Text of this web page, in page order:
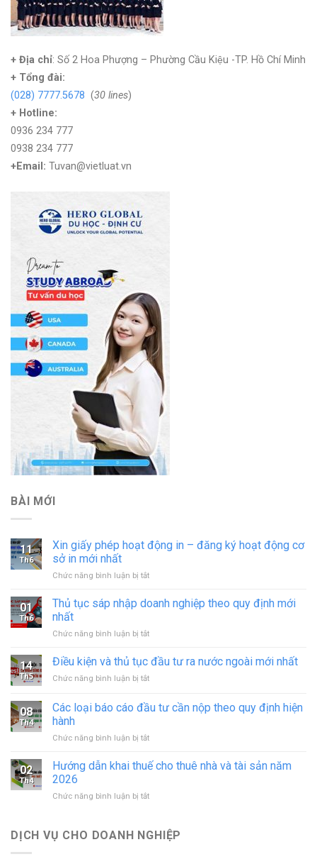
+ Địa chỉ: Số 2 Hoa Phượng – Phường Cầu Kiệu -TP. Hồ Chí Minh
+ Tổng đài:
(028) 7777.5678 (30 lines)
+ Hotline:
0936 234 777
0938 234 777
+Email: Tuvan@vietluat.vn
BÀI MỚI
11
Th6
Xin giấy phép hoạt động in – đăng ký hoạt động cơ
sở in mới nhất
Chức năng bình luận bị tắtở
giấy
động
–
ký
động
in
nhất
01
Th6
Thủ tục sáp nhập doanh nghiệp theo quy định mới
nhất
Chức năng bình luận bị tắtở
tục
nhập
nghiệp
định
nhất
14
Th5
Điều kiện và thủ tục đầu tư ra nước ngoài mới nhất
Chức năng bình luận bị tắtở
kiện
và
tục
tư
ngoài
08
Th4
Các loại báo cáo đầu tư cần nộp theo quy định hiện
hành
Chức năng bình luận bị tắtở
loại
báo
đầu
nộp
02
Th4
Hướng dẫn khai thuế cho thuê nhà và tài sản năm
2026
Chức năng bình luận bị tắtở
khai
DỊCH VỤ CHO DOANH NGHIỆP